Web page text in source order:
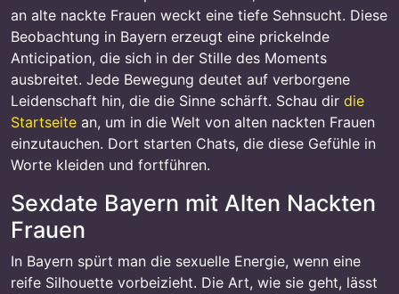
an alte nackte Frauen weckt eine tiefe Sehnsucht. Diese
Beobachtung in Bayern erzeugt eine prickelnde
Anticipation, die sich in der Stille des Moments
ausbreitet. Jede Bewegung deutet auf verborgene
Leidenschaft hin, die die Sinne schärft. Schau dir die
Startseite an, um in die Welt von alten nackten Frauen
einzutauchen. Dort starten Chats, die diese Gefühle in
Worte kleiden und fortführen.
Sexdate Bayern mit Alten Nackten
Frauen
In Bayern spürt man die sexuelle Energie, wenn eine
reife Silhouette vorbeizieht. Die Art, wie sie geht, lässt